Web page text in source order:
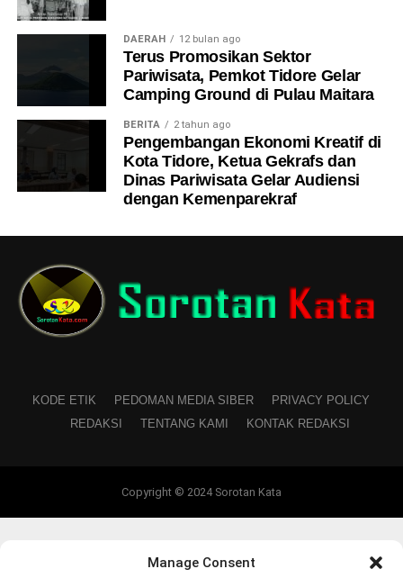
Manage Consent
DAERAH 12 bulan ago
Terus Promosikan Sektor
Pariwisata, Pemkot Tidore Gelar
Camping Ground di Pulau Maitara
BERITA 2 tahun ago
Pengembangan Ekonomi Kreatif di
Kota Tidore, Ketua Gekrafs dan
Dinas Pariwisata Gelar Audiensi
dengan Kemenparekraf
KODE ETIK PEDOMAN MEDIA SIBER
PRIVACY POLICY
REDAKSI
TENTANG KAMI KONTAK REDAKSI
Copyright © 2024 Sorotan Kata